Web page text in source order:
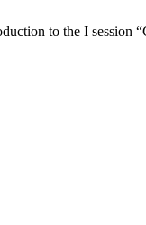
to the I session